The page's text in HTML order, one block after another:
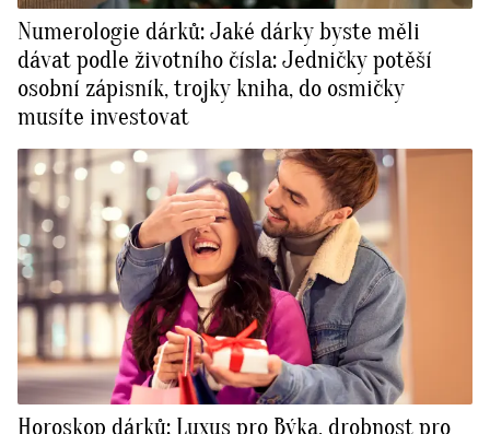
Numerologie dárků: Jaké dárky byste měli
dávat podle životního čísla: Jedničky potěší
osobní zápisník, trojky kniha, do osmičky
musíte investovat
Horoskop dárků: Luxus pro Býka, drobnost pro